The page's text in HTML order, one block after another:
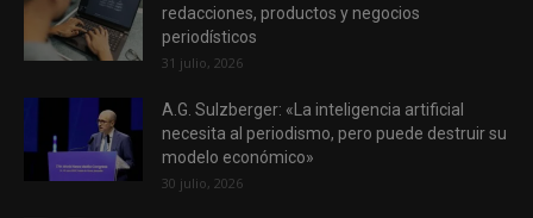
redacciones, productos y negocios
periodísticos
31 julio, 2026
A.G. Sulzberger: «La inteligencia artificial
necesita al periodismo, pero puede destruir su
modelo económico»
30 julio, 2026